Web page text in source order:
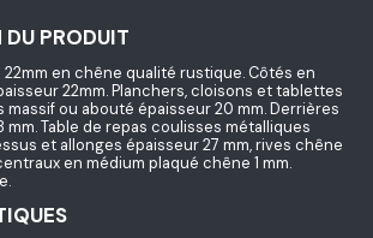
PRODUIT
en chêne qualité rustique. Côtés en
22mm. Planchers, cloisons et tablettes
ou abouté épaisseur 20 mm. Derrières
mm. Table de repas coulisses métalliques
et allonges épaisseur 27 mm, rives chêne
en médium plaqué chêne 1 mm.